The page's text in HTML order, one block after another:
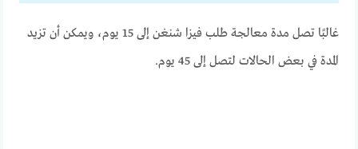
غالبًا تصل مدة معالجة طلب فيزا شنغن إلى 15 يوم، ويمكن أن تزيد
المدة في بعض الحالات لتصل إلى 45 يوم.